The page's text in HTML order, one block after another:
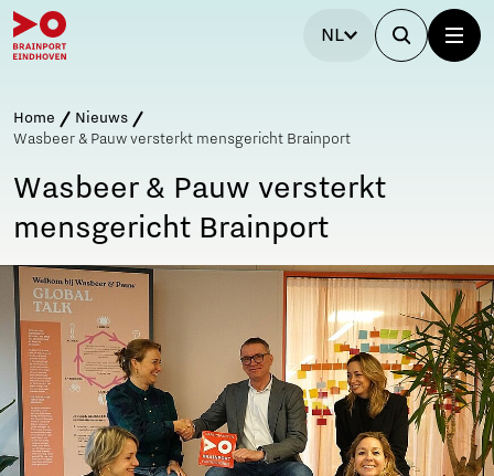
NL
Home
Nieuws
Wasbeer & Pauw versterkt mensgericht Brainport
Wasbeer & Pauw versterkt
mensgericht Brainport